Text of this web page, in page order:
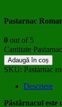
Pastarnac
0 out of 5
Cantitate
Adaugă în coș
SKU: Pastarnac ro
Descriere
Păstârnacul este